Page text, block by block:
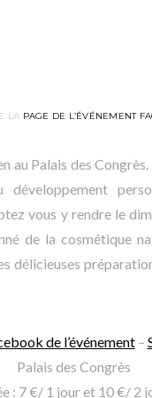
LA PAGE DE L’ÉVÉNEMENT
au Palais des
vous y rendre le
de la cosmétique
délicieuses
de l’événement–
Palais des Congrès
: 7 €/ 1 jour et 10 €/ 2